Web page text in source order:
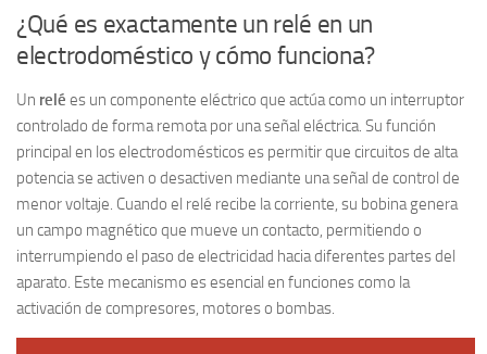
¿Qué es exactamente un relé en un
electrodoméstico y cómo funciona?
Un relé es un componente eléctrico que actúa como un interruptor
controlado de forma remota por una señal eléctrica. Su función
principal en los electrodomésticos es permitir que circuitos de alta
potencia se activen o desactiven mediante una señal de control de
menor voltaje. Cuando el relé recibe la corriente, su bobina genera
un campo magnético que mueve un contacto, permitiendo o
interrumpiendo el paso de electricidad hacia diferentes partes del
aparato. Este mecanismo es esencial en funciones como la
activación de compresores, motores o bombas.